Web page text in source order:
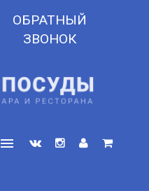
ОБРАТНЫЙ
ЗВОНОК
menu